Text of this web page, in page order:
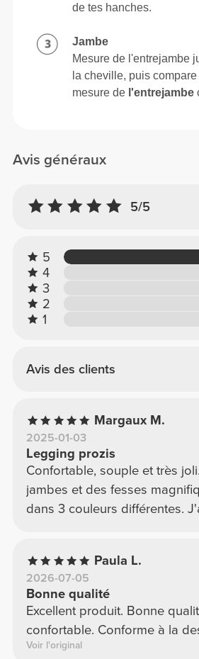
Avis généraux
5/5
5
4
3
2
1
Avis des clients
Margaux M.
2025-01-03
Legging prozis
Confortable, souple et très
jambes et des fesses
dans 3 couleurs différentes.
Paula L.
2026-07-05
Bonne qualité
Excellent produit. Bonne
confortable. Conforme à la
Voir l'original
de tes hanches.
Jambe
Mesure de l'entrejambe
la cheville, puis
mesure de l'entrejambe